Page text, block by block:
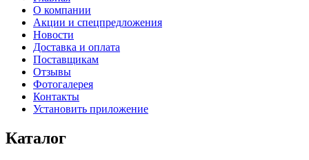
О компании
Акции и спецпредложения
Новости
Доставка и оплата
Поставщикам
Отзывы
Фотогалерея
Контакты
Установить приложение
Каталог